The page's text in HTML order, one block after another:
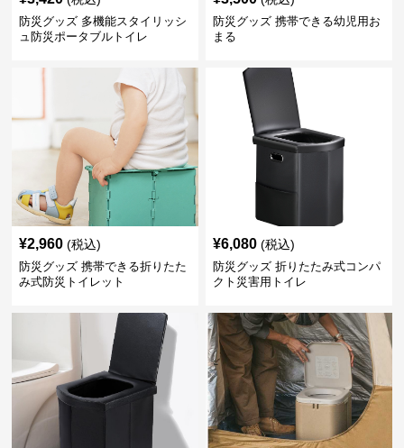
防災グッズ 多機能スタイリッシ
ュ防災ポータブルトイレ
防災グッズ 携帯できる幼児用お
まる
¥2,960 (税込)
防災グッズ 携帯できる折りたた
み式防災トイレット
¥6,080 (税込)
防災グッズ 折りたたみ式コンパ
クト災害用トイレ